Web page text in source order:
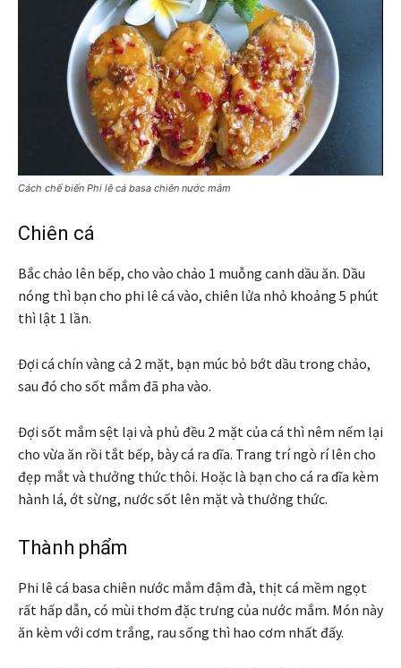
Cách chế biến Phi lê cá basa chiên nước mắm
Chiên cá
Bắc chảo lên bếp, cho vào chảo 1 muỗng canh dầu ăn. Dầu
nóng thì bạn cho phi lê cá vào, chiên lửa nhỏ khoảng 5 phút
thì lật 1 lần.
Đợi cá chín vàng cả 2 mặt, bạn múc bỏ bớt dầu trong chảo,
sau đó cho sốt mắm đã pha vào.
Đợi sốt mắm sệt lại và phủ đều 2 mặt của cá thì nêm nếm lại
cho vừa ăn rồi tắt bếp, bày cá ra dĩa. Trang trí ngò rí lên cho
đẹp mắt và thưởng thức thôi. Hoặc là bạn cho cá ra dĩa kèm
hành lá, ớt sừng, nước sốt lên mặt và thưởng thức.
Thành phẩm
Phi lê cá basa chiên nước mắm đậm đà, thịt cá mềm ngọt
rất hấp dẫn, có mùi thơm đặc trưng của nước mắm. Món này
ăn kèm với cơm trắng, rau sống thì hao cơm nhất đấy.